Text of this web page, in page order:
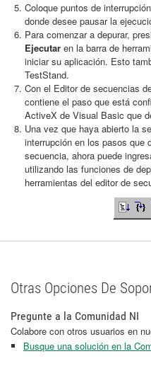
Coloque puntos de
donde desee pausar la
Para comenzar a depurar,
Ejecutar en la barra de
iniciar su aplicación. Esto
TestStand.
Con el Editor de secuencias
contiene el paso que está
ActiveX de Visual Basic que
Una vez que haya abierto la
interrupción en los pasos que
secuencia, ahora puede
utilizando las funciones de
herramientas del editor de
Otras Opciones De
Pregunte a la Comunidad NI
Colabore con otros usuarios en
Busque una solución en la